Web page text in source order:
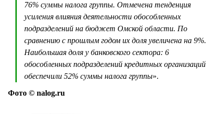
76% суммы налога группы. Отмечена тенденция
усиления влияния деятельности обособленных
подразделений на бюджет Омской области. По
сравнению с прошлым годом их доля увеличена на 9%.
Наибольшая доля у банковского сектора: 6
обособленных подразделений кредитных организаций
обеспечили 52% суммы налога группы».
Фото © nalog.ru